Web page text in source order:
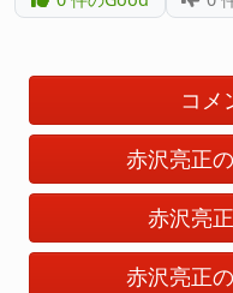
コメ
赤沢亮正
赤沢亮
赤沢亮正